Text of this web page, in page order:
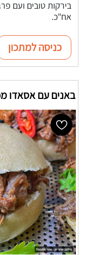
בירקות טובים ועם
אח"כ.
כניסה למתכון
באנים עם אסאדו